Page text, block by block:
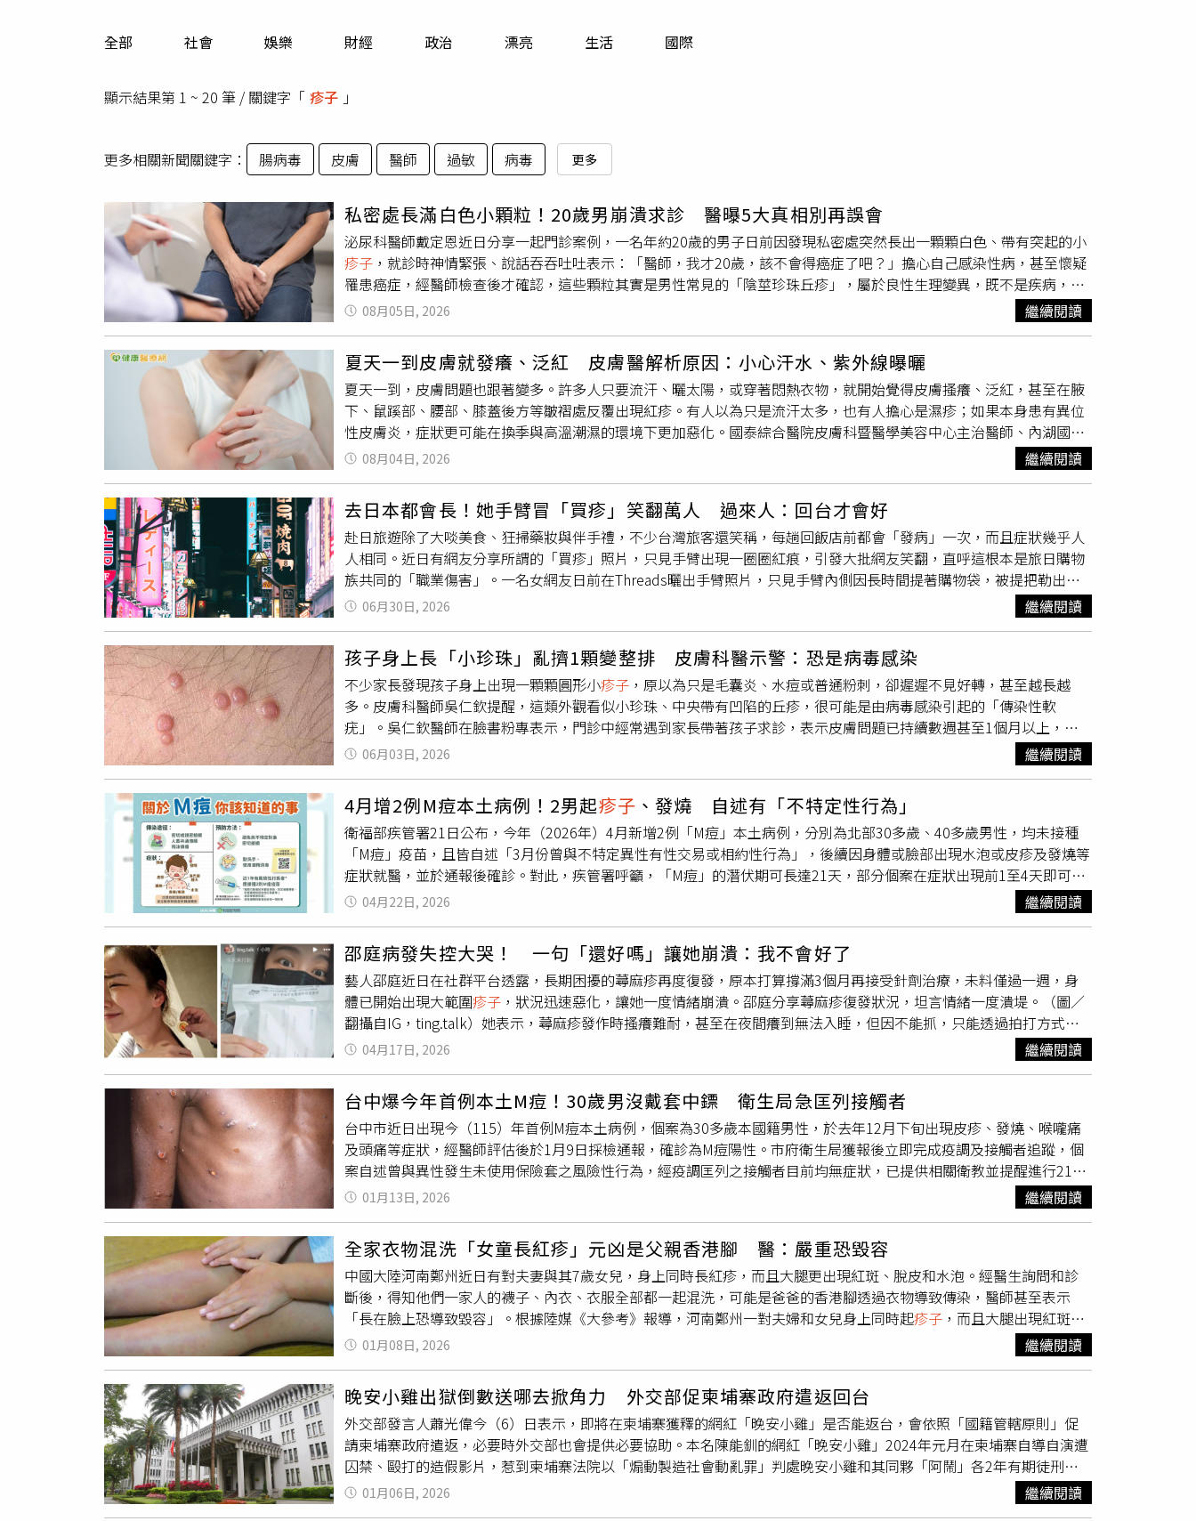
運勢
全部 社會 娛樂 財經 政治 漂亮 生活 國際
顯示結果第 1 ~ 20 筆 / 關鍵字「 疹子 」
更多相關新聞關鍵字： 腸病毒 皮膚 醫師 過敏 病毒 更多
私密處長滿白色小顆粒！20歲男崩潰求診 醫曝5大真相別再誤會
泌尿科醫師戴定恩近日分享一起門診案例，一名年約20歲的男子日前因發現私密處突然長出一顆顆白色、帶有突起的小
疹子 ，就診時神情緊張、說話吞吞吐吐表示：「醫師，我才20歲，該不會得癌症了吧？」擔心自己感染性病，甚至懷疑
罹患癌症，經醫師檢查後才確認，這些顆粒其實是男性常見的「陰莖珍珠丘疹」，屬於良性生理變異，既不是疾病，也
不會傳染，更不會癌變。根據戴定恩指出，陰莖珍珠丘疹相當常見，通常長在龜頭冠狀溝周圍，外觀看起來是一顆顆細
小、整齊排列的突起，猶如一串珍珠，因此被稱為「珍珠丘疹」。不少患者第一次發現時，都會誤以為自己感染菜花或
病、不具傳染性，更不會演變成癌症，屬於正常的良性生理變化，不必因為看到小顆粒就過度恐慌。他表示，多數珍珠
丘疹不會造成疼痛、搔癢、流血或其他身體不適，因此如果不介意外觀，通常不需要接受任何治療，也不會影響性功能
或健康。不過，門診仍常遇到患者因外觀問題選擇治療。戴定恩笑說，不少男性其實知道自己沒有生病，但仍無奈表
示：「我知道沒事，但女朋友不知道啊！」擔心另一半誤以為感染性病，因此希望透過雷射將丘疹磨平，避免造成誤
解，也讓自己更有自信。然而，戴定恩也提醒，並不是所有長在陰莖上的小顆粒都是珍珠丘疹。一般民眾很難僅憑外觀
判斷究竟是良性的珍珠丘疹，還是菜花、傳染性軟疣或其他皮膚疾病，因此若私密處出現異常突起、疣狀物或其他不明
變化，都應盡快到泌尿科接受檢查，不要自行上網查資料或胡亂擦藥。另一名泌尿科醫師黃冠鈞也曾指出，陰莖珍珠丘
疹屬於一種良性的血管纖維瘤（Angiofibroma），好發於20至30歲男性，以及未割包皮者。丘疹大小約1至3毫米，呈圓
形，顏色可能是白色、粉紅色或淡黃色，主要長在龜頭冠狀溝，排列方式像一串珍珠項鍊，也可能局部散布。他表示，
珍珠丘疹與菜花最大的差異，在於珍珠丘疹幾乎只出現在龜頭冠狀溝，不會出現疼痛、刺痛、搔癢、分泌物等症狀；反
觀菜花則可能長在陰莖、包皮、陰囊甚至肛門周圍，外觀常呈不規則、花椰菜狀突起，且屬於人類乳突病毒感染所引
起，兩者成因與治療方式完全不同。黃冠鈞指出，陰莖珍珠丘疹本身不會危害健康，因此大多不需要治療；若因美觀或
心理因素希望改善，可與醫師討論接受雷射、電燒、冷凍治療或手術切除等方式處理，但應由專業醫師評估後進行。此
外，他也提醒，切勿自行購買來路不明的藥膏或偏方塗抹，以免刺激皮膚、引發感染，甚至留下疤痕。平時保持私密處
清潔、維持乾爽，若有包皮過長問題，也可與醫師討論是否需要接受相關治療。醫師最後呼籲，私密處若出現任何異常
腫塊、突起或皮膚變化，不必過度驚慌，但也不要自行猜測病因，更不要因害羞而拖延就醫。及早由泌尿科醫師診斷，
才能釐清究竟是良性生理變異，還是需要治療的疾病，以免延誤病情。
08月05日, 2026 繼續閱讀
夏天一到皮膚就發癢、泛紅 皮膚醫解析原因：小心汗水、紫外線曝曬
夏天一到，皮膚問題也跟著變多。許多人只要流汗、曬太陽，或穿著悶熱衣物，就開始覺得皮膚搔癢、泛紅，甚至在腋
下、鼠蹊部、腰部、膝蓋後方等皺褶處反覆出現紅疹。有人以為只是流汗太多，也有人擔心是濕疹；如果本身患有異位
性皮膚炎，症狀更可能在換季與高溫潮濕的環境下更加惡化。國泰綜合醫院皮膚科暨醫學美容中心主治醫師、內湖國泰
診所皮膚科主治醫師、輔仁大學醫學系皮膚科兼任講師羅陽表示，台灣夏季氣候濕熱，高溫、汗水、紫外線與衣物摩
擦，都是常見的皮膚刺激因子。尤其是異位性皮膚炎、過敏體質、敏感肌，或長時間待在戶外、高溫環境工作的人，汗
水若長時間滯留在皮膚表面，再加上衣物摩擦與悶熱環境，就容易誘發紅疹、搔癢、濕疹惡化，甚至增加黴菌感染風
險。夏天皮膚癢、起 疹子雖然常見，但背後原因不一定相同。羅陽指出，流汗後出現癢疹，可能是汗疹，也就是俗稱的
「痱子」；也可能是濕疹或異位性皮膚炎發作；有些人則是體溫升高後，誘發膽鹼性蕁麻疹。這些狀況都可能和高溫、
流汗有關，但外觀、成因與處理方式並不完全一樣。汗水悶住，敏感肌更易受刺激羅陽說明，台灣夏天濕熱悶黏，人體
為了散熱會增加出汗量，若汗水能順利蒸發，通常問題不大；但若短時間大量流汗，又因衣物、皺褶或悶熱環境無法排
出，汗水就會停留在皮膚表面，成為刺激因子。汗水長時間滯留在皮膚表面，容易刺激角質層，也可能讓原本脆弱的皮
膚屏障更不穩定。一般人可能只是短暫搔癢或冒出汗疹；但是異位性皮膚炎、濕疹或敏感肌族群，皮膚屏障本來就較脆
弱，一旦遇到汗水、悶熱、摩擦，就容易出現一片片紅疹、乾癢、脫屑，甚至越抓越嚴重。羅陽比喻，夏天短時間大量
流汗，就像突然下了一場大雨，排水系統一時來不及負荷。若皮膚表面的汗管開口被角質、髒污或悶住的環境堵塞，汗
液排不出去，就可能在表皮造成輕微發炎，形成常見的汗疹，常出現在前胸、後背、脖子、皺褶處等容易大量流汗的位
置，嬰幼兒與長者也較容易發生。紫外線曝曬，恐加重皮膚發炎除了汗水，紫外線也是夏季皮膚問題的重要因素。羅陽
提醒，紫外線不只會造成曬黑、曬傷，對敏感肌或正在發炎的皮膚，也可能形成額外刺激。當皮膚已經因流汗、悶熱、
搔抓而處於不穩定狀態，再加上長時間曝曬，泛紅、刺癢感可能更明顯。衣物選擇同樣會影響皮膚狀況。羅陽也提到，
緊身、不透氣、化學纖維比例高的衣服，容易讓汗水悶住，也會增加皮膚和衣物之間的摩擦，像是內衣邊緣、內褲邊
緣、褲頭、腰部、鼠蹊部等位置，若長時間被壓迫或摩擦，就可能出現紅腫、搔癢，形成對磨疹或接觸性皮膚炎。FAQ
｜夏季皮膚搔癢、紅疹常見問題Q1：夏天流汗後皮膚癢，一定是濕疹嗎？A：不一定。夏天皮膚搔癢、紅疹可能原因很
多，包括汗疹、濕疹、異位性皮膚炎、膽鹼性蕁麻疹，甚至黴菌感染。雖然症狀可能相似，但發生原因與治療方式不
同，若反覆發作，建議由皮膚科醫師判斷。Q2：為什麼夏天容易長汗疹？A：汗疹主要與汗管阻塞有關。當高溫環境下
大量流汗，汗液無法順利排出，可能停留在皮膚內造成刺激與發炎，形成細小紅疹或搔癢感，常見於脖子、前胸、後背
及皮膚皺褶處。Q3：異位性皮膚炎患者為什麼夏天容易惡化？A：異位性皮膚炎患者的皮膚屏障功能較弱，對外界刺激
較敏感。夏天的汗水、濕熱環境、衣物摩擦與紫外線，都可能增加皮膚刺激，使紅疹、乾癢、脫屑等症狀加重。Q4：汗
水會直接造成皮膚發炎嗎？A：汗水本身不一定會造成問題，但若長時間停留在皮膚表面，混合皮脂、角質，加上衣物
摩擦與悶熱環境，就可能刺激皮膚，尤其敏感肌或異位性皮膚炎患者更容易出現不適。Q5：夏天皮膚癢，可以一直擦止
癢藥嗎？A：不建議自行長期使用藥膏。不同皮膚問題需要不同處理方式，例如汗疹、濕疹、黴菌感染使用的藥物可能
不同，錯誤用藥可能讓症狀惡化。若紅疹範圍擴大、反覆發作或出現滲液，應就醫確認原因。Q6：穿什麼衣服比較不容
易誘發夏季皮膚問題？A：建議選擇寬鬆、透氣、吸汗的衣物，減少緊身衣、厚重衣物或不透氣材質。尤其腰部、鼠蹊
部、腋下等容易摩擦與悶熱的位置，更需要保持乾爽。Q7：為什麼穿緊身褲、運動服容易皮膚癢？A：緊身衣物容易讓
汗水停留在皮膚表面，也會增加衣物與皮膚摩擦，可能誘發對磨疹、接觸性皮膚炎，甚至增加毛囊炎或黴菌感染機會。
Q8：紫外線會讓濕疹變嚴重嗎？A：可能會。紫外線除了造成曬傷與光老化，對正在發炎或敏感的皮膚，也可能形成額
外刺激，使泛紅、刺癢等症狀更加明顯。Q9：夏天如何降低皮膚發炎機會？A：建議：流汗後盡快擦乾或沖洗保持皮膚
乾爽穿透氣衣物避免過度清潔或用力搓洗做好防曬使用適合自己的保濕產品，維持皮膚屏障Q10：哪些情況代表皮膚問
題需要看醫師？A：若出現以下情況，建議就醫：紅疹持續不退或範圍擴大搔癢嚴重影響睡眠抓破皮、滲液、結痂出現
疼痛、腫脹或膿疱自行調整生活習慣後仍反覆發作（內容授權提供／常春月刊）【延伸閱讀】夏天皮膚越來越差？中醫
揭原因不只是「太熱」 大量爆汗為何不見得好？曬太陽15分鐘就能傷皮膚？研究揭紫外線影響 時間、地點也是關鍵
https://www.healthnews.com.tw/readnews.php?id=69319
08月04日, 2026 繼續閱讀
去日本都會長！她手臂冒「買疹」笑翻萬人 過來人：回台才會好
赴日旅遊除了大啖美食、狂掃藥妝與伴手禮，不少台灣旅客還笑稱，每趟回飯店前都會「發病」一次，而且症狀幾乎人
人相同。近日有網友分享所謂的「買疹」照片，只見手臂出現一圈圈紅痕，引發大批網友笑翻，直呼這根本是旅日購物
族共同的「職業傷害」。一名女網友日前在Threads曬出手臂照片，只見手臂內側因長時間提著購物袋，被提把勒出一
道道紅色壓痕，看起來就像皮膚長了
。她幽默表示，「超煩，每次來日本都會長這個」，一句話立刻引起大批有相
同經驗的網友共鳴，不少人更替這種現象取名為「買疹」。許多網友笑稱，「買疹」根本沒有特效藥，而且還會反覆發
作，「我現在正在銀座LOFT發病中」、「每次去日本手掌、手臂、肩膀都一起中招」、「回國後手臂還會瘀青」、「而
且兩隻手都會對稱發作」、「真的怎麼擦藥都沒用，要回台灣才會痊癒」，甚至有人笑說，「沒去日本，都不知道自己
原來可以提這麼重的東西。」也有人表示，類似症狀不只出現在日本，「去韓國也一樣會長」。不少人認為，真正的
「病因」其實不是購物袋，而是看到琳瑯滿目的商品後，購物慾瞬間失控。儘管大家都知道「免稅不是免費」，還是不
知不覺把藥妝、零食、生活用品、服飾一件件放進購物籃，直到雙手提滿戰利品才驚覺「又買太多了」。有網友笑稱，
「買了後悔一下子，不買後悔一輩子」，也有人坦言，每次出國前都告訴自己要克制，最後還是敗給日本的購物魅力。
貼文曝光後，不少人笑說，「買疹」雖然不是醫學名詞，卻已成為旅日購物族之間心照不宣的共同語言。每趟日本行總
是帶著大包小包戰利品返國，手臂留下紅痕、肩膀痠痛，彷彿成了血拚成功的「勳章」，也讓這個趣味話題持續在網路
上引發熱烈討論。
06月30日, 2026 繼續閱讀
孩子身上長「小珍珠」亂擠1顆變整排 皮膚科醫示警：恐是病毒感染
不少家長發現孩子身上出現一顆顆圓形小疹子 ，原以為只是毛囊炎、水痘或普通粉刺，卻遲遲不見好轉，甚至越長越
多。皮膚科醫師吳仁欽提醒，這類外觀看似小珍珠、中央帶有凹陷的丘疹，很可能是由病毒感染引起的「傳染性軟
疣」。吳仁欽醫師在臉書粉專表示，門診中經常遇到家長帶著孩子求診，表示皮膚問題已持續數週甚至1個月以上，經
過不同診斷與治療仍未改善。實際檢查後發現，小朋友身上的病灶呈現圓潤、光滑狀，且中央有如小肚臍般凹洞的特
徵，這正是傳染性軟疣的典型表現。他指出，傳染性軟疣是由病毒造成的皮膚感染，具有傳染性。許多家長誤以為將疹
向鄰近部位傳播，出現一顆變一排的情況。雖然傳染性軟疣屬於良性疾病，多數患者可在半年至1年內自行痊癒，但醫
師提醒，等待自癒的過程中，病灶可能持續增加，甚至傳染給兄弟姊妹或其他接觸者，影響生活品質。此外，患有異位
性皮膚炎的孩童因皮膚屏障功能較差，更容易受到病毒感染，病灶數量往往較多，嚴重時可能一次出現數十顆。吳仁欽
建議，若發現孩子皮膚出現類似症狀且持續擴散，應儘早就醫接受皮膚科評估與治療，不要自行擠壓或長期放任不管，
以免病情惡化或增加傳染風險。
06月03日, 2026 繼續閱讀
4月增2例M痘本土病例！2男起疹子 、發燒 自述有「不特定性行為」
衛福部疾管署21日公布，今年（2026年）4月新增2例「M痘」本土病例，分別為北部30多歲、40多歲男性，均未接種
「M痘」疫苗，且皆自述「3月份曾與不特定異性有性交易或相約性行為」，後續因身體或臉部出現水泡或皮疹及發燒等
症狀就醫，並於通報後確診。對此，疾管署呼籲，「M痘」的潛伏期可長達21天，部分個案在症狀出現前1至4天即可傳
播，接種疫苗是目前最有效的預防方式。疾管署防疫醫師林詠青表示，「M痘」40多歲男性個案，自述有性交易，係於3
月下旬發現下腹部皮疹，一週後範圍進一步擴大，並出現臉部皮疹、發燒、畏寒、頭痛、肌肉酸痛等症狀，前往急診就
醫後，經醫師診斷疑似為「M痘」，採檢送驗並收住隔離病房，最終確診「M痘」感染，目前已經出院進行自主健康管
理。林詠青說，北部30多歲男性「M痘」個案有相約性行為，在3月下旬出現陰部水泡、紅疹，並有發燒症狀，前往診所
就醫後診斷為皰疹，返家吃藥症狀仍未改善，再度於診所詢問，醫師建議轉至醫院，最終經醫院通報為「M痘」個案，
目前也已經回家進行自主健康管理。疾管署提醒，「M痘」的潛伏期可長達21天，部分個案在症狀出現前1至4天即可傳
播「M痘」予他人，接種疫苗為目前最有效的預防方式。目前疫苗庫存仍充足，全國共312家合作醫療院所可提供公費
「M痘」疫苗接種服務，呼籲符合接種條件民眾，包括：近1年有風險性行為者，例如多重性伴侶、性交易服務者、於營
業場所發生性行為者等，而過去曾罹患性病，或性接觸對象有前述任一情形者等儘速完成2劑公費「M痘」疫苗接種。疾
管署指出，國內今年截至4月20日，共新增12例「M痘」確定病例，包含11例本土及1例境外移入，皆為青壯年男性，年
齡介於25至50歲，且北、中、南部均有病例，經疫調發現為不安全性行為（透過網路約或營業場所等），近8成未接種
過「M痘」疫苗，且相較去年（2025年）同期6例，增加1倍，社區疫情傳播風險持續。我國自2022年6月23日將「M
痘」列為第二類法定傳染病，截至今年4月20日累計確診528例病例，含492例本土及36例境外移入。疾管署說，截至今
年3月底，已有10萬7014人至少接種1劑「M痘」疫苗，其中7萬5751人完成2劑疫苗接種，顯示仍有3萬1263人待接種第
2劑疫苗。疾管署再次提醒，接種第1劑M痘疫苗14天後，對疾病的保護力僅有約4成至8成，而完成接種2劑疫苗後，則
可高達9成保護力。公費接種醫療院所相關資訊可至疾管署全球資訊網／M痘專區／M痘疫苗／M痘疫苗接種服務合作醫
療院所項下查詢。另「不符合公費」M痘疫苗接種資格，「經醫師評估」確有暴露風險者，可至全國8家旅遊醫學合約醫
院自費接種M痘疫苗，相關資訊可至疾管署全球資訊網／國際旅遊與健康／旅遊醫學門診項下查詢。疾管署補充，全球
「M痘」疫情持續傳播，今年截至2月，共46國家及地區報告1184例新增確診，包含4例死亡，其中58.6%集中於非洲，
歐洲病例數則微幅上升5.6%。自2022年起，全球已累計144國通報逾18.1萬例確診及492例死亡，主要分布於美、非兩
洲。目前「M痘」Ib型病毒跨國傳播威脅增加，歐洲已有多國（奧地利、比利時、葡萄牙、西班牙與英國）出現持續性
社區傳播，近期美洲（阿根廷、厄瓜多）及亞洲（新加坡）皆出現首例境外移入或本土個案，整體而言，一般民眾傳播
風險評估雖為低，但具有風險性行為族群，特別是無固定性伴侶者，評估風險為中等。
04月22日, 2026 繼續閱讀
邵庭病發失控大哭！ 一句「還好嗎」讓她崩潰：我不會好了
藝人邵庭近日在社群平台透露，長期困擾的蕁麻疹再度復發，原本打算撐滿3個月再接受針劑治療，未料僅過一週，身
體已開始出現大範圍疹子 ，狀況迅速惡化，讓她一度情緒崩潰。邵庭分享蕁麻疹復發狀況，坦言情緒一度潰堤。（圖／
翻攝自IG，ting.talk）她表示，蕁麻疹發作時搔癢難耐，甚至在夜間癢到無法入睡，但因不能抓，只能透過拍打方式暫
時緩解不適。連日的不適與壓力累積之下，當丈夫一句「還好嗎」的關心出口，成為情緒引爆點。邵庭回憶，當下情緒
瞬間潰堤，忍不住崩潰大哭，甚至是「自暴自棄的那種大哭」，一邊哭一邊說出「我就是不會好啦」，情緒完全失控，
療間隔，但身體反應遠比預期劇烈，讓心理壓力不斷累積，最終在那句簡單的關心中一次爆發。為了控制病情，她已於
17日前往醫院補打針劑治療，並曬出手臂貼著醫療膠帶的照片。她分享護理師提醒，近期天氣變化劇烈，容易影響身體
狀況，建議多喝水並維持良好作息，同時也鼓勵她不要氣餒、不要放棄。在情緒逐漸平復後，邵庭也重新整理心境。她
提到自己長期與妥瑞症共處，「我妥瑞症都不會好了，再來個蕁麻疹」，認為這些經歷是在磨練身體與心理，也表示即
使面對身體狀況反覆，仍會繼續過好每一天，「那也是珍貴的人生」。
04月17日, 2026 繼續閱讀
台中爆今年首例本土M痘！30歲男沒戴套中鏢 衛生局急匡列接觸者
台中市近日出現今（115）年首例M痘本土病例，個案為30多歲本國籍男性，於去年12月下旬出現皮疹、發燒、喉嚨痛
及頭痛等症狀，經醫師評估後於1月9日採檢通報，確診為M痘陽性。市府衛生局獲報後立即完成疫調及接觸者追蹤，個
案自述曾與異性發生未使用保險套之風險性行為，經疫調匡列之接觸者目前均無症狀，已提供相關衛教並提醒進行21天
自我健康監測。衛生局長曾梓展表示，接近年節假期，聚會與社交活動增加，提醒民眾M痘主要是透過高風險親密接觸
傳播，應提高警覺並做好自我防護，避免透過交友軟體與不特定對象發生親密行為。若約會時發現對方臉部或身體出現
痛、淋巴腫大，或皮膚出疹、水泡、斑疹、斑丘疹及膿疱等疑似M痘症狀，請佩戴口罩並穿著長袖衣褲儘速就醫，且應
主動告知醫師近期高風險場域活動史及接觸史，以利醫師及早判斷、即時治療，避免疫情擴散。衛生局說明，接種疫苗
是目前預防M痘最有效的方式。接種第1劑M痘疫苗滿14天後，對疾病的保護力約為4至8成，完成2劑接種後，保護力可
提升至約9成。台中市目前共有55家醫療院所提供公費M痘疫苗接種服務，近1年內曾有高風險性行為、曾罹患性病或性
接觸對象符合上述任一情形者，均建議儘速完成疫苗接種。衛生局呼籲，符合接種資格的市民可透過「台中市政府疫苗
01月13日, 2026 繼續閱讀
全家衣物混洗「女童長紅疹」元凶是父親香港腳 醫：嚴重恐毀容
中國大陸河南鄭州近日有對夫妻與其7歲女兒，身上同時長紅疹，而且大腿更出現紅斑、脫皮和水泡。經醫生詢問和診
斷後，得知他們一家人的襪子、內衣、衣服全部都一起混洗，可能是爸爸的香港腳透過衣物導致傳染，醫師甚至表示
「長在臉上恐導致毀容」。根據陸媒《大參考》報導，河南鄭州一對夫婦和女兒身上同時起疹子 ，而且大腿出現紅斑、
水泡等症狀。醫生詢問生活習慣後了解到，他們一家人穿過的內衣褲部一起洗，導致爸爸患有的足部皮膚病透過衣物傳
染給其他家人。醫生表示，真菌感染的皮膚病有傳染性，可能會擴及全身，或是傳染給其他密切接觸的人群，有的甚至
長在臉上容易導致毀容；因此特別提醒民眾，除了襪子、內衣，小朋友的衣物也不建議跟大人混洗，此外，有飼養寵物
的家庭，也要注意真菌感染的風險。醫生指出，動物身上容易攜帶真菌，而小朋友因頭皮缺乏抗真菌成分更容易被感
染。當真菌侵犯毛囊時就會引起頭癬，嚴重時可導致膿癬，恐有留疤及永久禿髮的風險。報導也提到，香港腳的主要症
狀包含長紅斑、水皰、脫皮、增厚等症狀；特別是到了天氣炎熱的時候，香港腳的發生機率也會提升。至於該如何預防
香港腳，醫師建議常常洗腳、保持腳部乾燥、勤換襪子、洗腳盆不跟其他人共用、穿透氣的鞋子、避免與他人共用毛巾
等。若是已經患有香港腳的人，醫師提醒除了要保持足部乾燥和透氣，也要勤洗襪子、規律用藥；對於患有免疫功能缺
01月08日, 2026 繼續閱讀
晚安小雞出獄倒數送哪去掀角力 外交部促柬埔寨政府遣返回台
外交部發言人蕭光偉今（6）日表示，即將在柬埔寨獲釋的網紅「晚安小雞」是否能返台，會依照「國籍管轄原則」促
請柬埔寨政府遣返，必要時外交部也會提供必要協助。本名陳能釧的網紅「晚安小雞」2024年元月在柬埔寨自導自演遭
囚禁、毆打的造假影片，惹到柬埔寨法院以「煽動製造社會動亂罪」判處晚安小雞和其同夥「阿鬧」各2年有期徒刑，
判決直斥他們來柬埔寨的是製作關於人口販賣、虐待、強姦和器官交易的影片是自導自演，動亂社會。服刑期間晚安小
雞透過手寫信對外透露獄中生活，透露生活作息規律，晚上9點睡到早上6點起，也與獄友一同運動並積極學習柬埔寨
01月06日, 2026 繼續閱讀